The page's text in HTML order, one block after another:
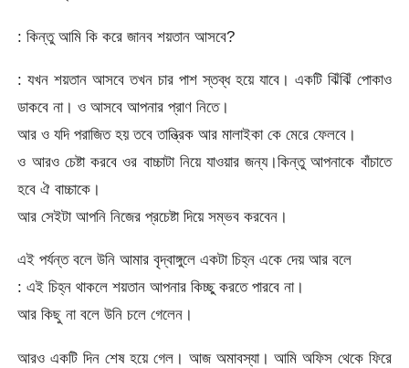
: কিন্তু আমি কি করে জানব শয়তান আসবে?
: যখন শয়তান আসবে তখন চার পাশ স্তব্ধ হয়ে যাবে। একটি ঝিঁঝিঁ পোকাও
ডাকবে না। ও আসবে আপনার প্রাণ নিতে।
আর ও যদি পরাজিত হয় তবে তান্ত্রিক আর মালাইকা কে মেরে ফেলবে।
ও আরও চেষ্টা করবে ওর বাচ্চাটা নিয়ে যাওয়ার জন্য।কিন্তু আপনাকে বাঁচাতে
হবে ঐ বাচ্চাকে।
আর সেইটা আপনি নিজের প্রচেষ্টা দিয়ে সম্ভব করবেন।
এই পর্যন্ত বলে উনি আমার বৃদ্বাঙ্গুলে একটা চিহ্ন একে দেয় আর বলে
: এই চিহ্ন থাকলে শয়তান আপনার কিচ্ছু করতে পারবে না।
আর কিছু না বলে উনি চলে গেলেন।
আরও একটি দিন শেষ হয়ে গেল। আজ অমাবস্যা। আমি অফিস থেকে ফিরে